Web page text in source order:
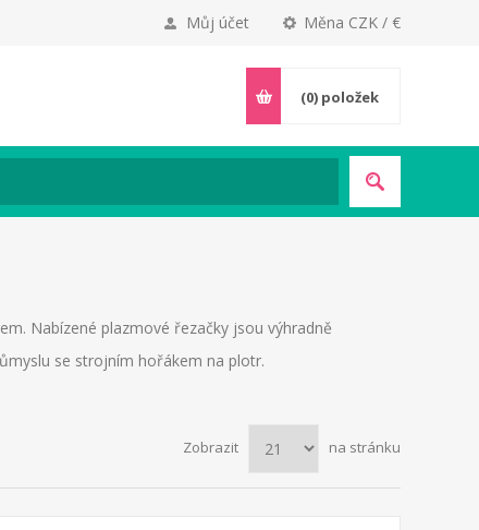
Měna CZK / €
Můj účet
(0) položek
Nabízené plazmové řezačky jsou výhradně
se strojním hořákem na plotr.
Zobrazit na stránku